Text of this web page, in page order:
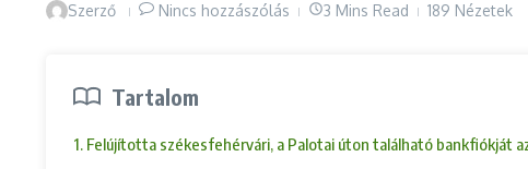
Szerző Nincs hozzászólás 3 Mins Read 189 Nézetek
Tartalom
1. Felújította székesfehérvári, a Palotai úton található bankfiókját